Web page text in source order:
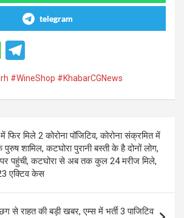
telegram
W
h
at
A
p
p
el
e
a
m
#WineShop #KhabarCGNews
फिर मिले 2 कोरोना पॉजिटिव, कोरोना संक्रमित में
शामिल, कटघोरा पुरानी बस्ती के है दोनों लोग,
पहुंची, कटघोरा से अब तक कुल 24 मरीज मिले,
23 एक्टिव केस
से राहत की बड़ी खबर, एम्स में भर्ती 3 पाजिटिव